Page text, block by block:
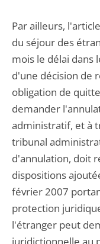
Par ailleurs,
du séjour des
mois le délai
d'une décision de
obligation de
demander
administratif, et à
tribunal
d'annulation, doit
dispositions
février 2007
protection
l'étranger peut